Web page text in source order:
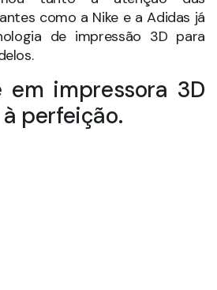
3D para ter calçados
desenvolvidos
algumas atividades. A
no processo de produção,
mais interessante em
em um curto espaço de